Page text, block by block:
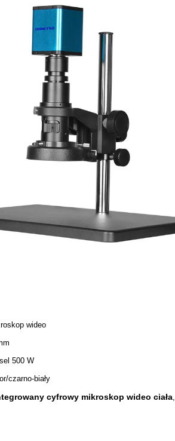
wideo
500 W
czarno-biały
cyfrowy mikroskop wideo ciała,